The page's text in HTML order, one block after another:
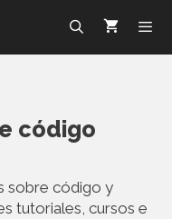
código
sobre código y
tutoriales, cursos e